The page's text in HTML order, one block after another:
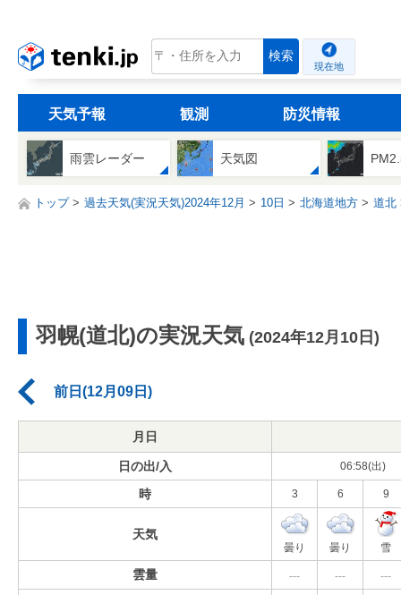
tenki.jp 検索
現在地
天気予報 観測 防災情報
雨雲レーダー 天気図
トップ 過去天気(実況天気)2024年12月 10日 北海道地方 道北
羽幌(道北)の実況天気 (2024年12月10日)
前日(12月09日)
月日
日の出/入 06:58(出)
時 3 6 9
天気
曇り 曇り 雪
雲量 --- --- ---